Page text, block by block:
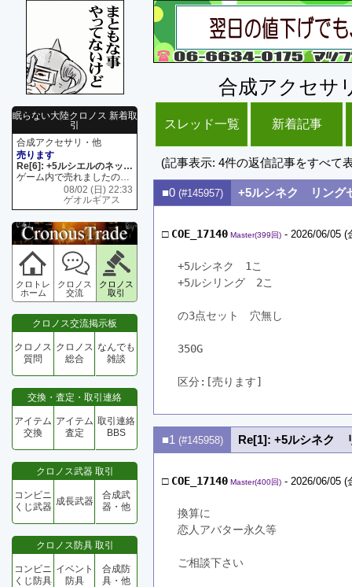
眠らない大陸クロノス 新着取
引
合成アクセサリ・他
売ります
Re[6]: +5ルシエルのネックレス
ゲーム内で売れましたので 在庫がネク1 リング4 となります リングのお値段は80G といたします
08/02 (日) 22:33
ゲオルギアス
クロトレ
ホーム
クロノス
交流
クロノス
取引
クロノス交流掲示板
クロノス
質問
クロノス
総合
なんでも
雑談
交換・査定・取引連絡
アイテム
交換
アイテム
査定
取引連絡
BBS
クロノス武器 取引
コンビニ
くじ武器 成長武器
合成武
器・他
クロノス防具 取引
コンビニ
くじ防具
イベント
防具
合成防
具・他
合成アクセサ
スレッド一覧 新着記事
(記事表示: 4件の返信記事をすべて
■0 (#145957) +5ルシネク リング
□ COE_17140 Master(399回) - 2026/06/05
+5ルシネク　1こ
+5ルシリング　2こ
の3点セット　穴無し
350G
区分:[売ります]
■1 (#145958) Re[1]: +5ルシネク
□ COE_17140 Master(400回) - 2026/06/05
換算に
恋人アバター永久等
ご相談下さい